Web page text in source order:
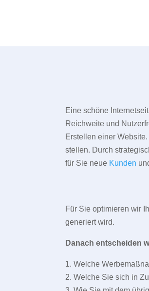
Eine schöne
Reichweite und
Erstellen einer
stellen. Durch
für Sie neue Kunden
Für Sie optimieren wir
generiert wird.
Danach entscheiden
1. Welche
2. Welche Sie sich in